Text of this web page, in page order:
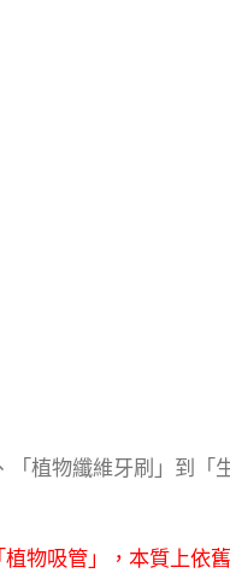
植物纖維牙刷」到「
物吸管」，本質上依